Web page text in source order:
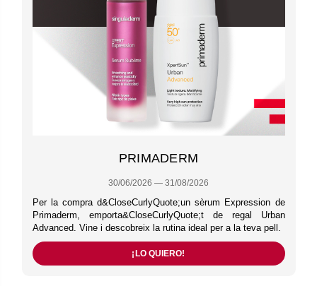
PRIMADERM
30/06/2026 — 31/08/2026
Per la compra d&CloseCurlyQuote;un sèrum Expression de
Primaderm, emporta&CloseCurlyQuote;t de regal Urban
Advanced. Vine i descobreix la rutina ideal per a la teva pell.
¡LO QUIERO!